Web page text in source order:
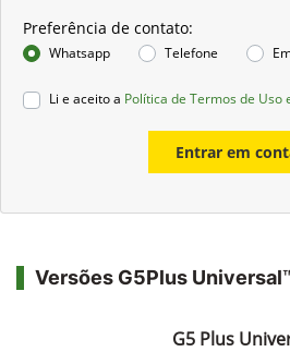
Preferência de contato:
Whatsapp Telefone
Li e aceito a Política de Termos de Uso
Entrar em
Versões G5Plus
G5 Plus